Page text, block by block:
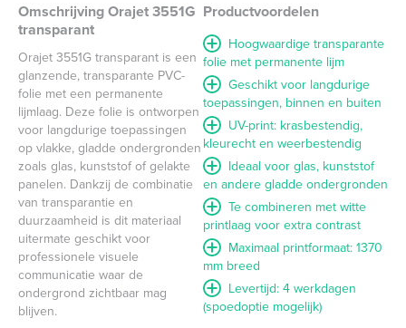
Omschrijving Orajet 3551G
transparant
Orajet 3551G transparant is een
glanzende, transparante PVC-
folie met een permanente
lijmlaag. Deze folie is ontworpen
voor langdurige toepassingen
op vlakke, gladde ondergronden
zoals glas, kunststof of gelakte
panelen. Dankzij de combinatie
van transparantie en
duurzaamheid is dit materiaal
uitermate geschikt voor
professionele visuele
communicatie waar de
ondergrond zichtbaar mag
blijven.
Productvoordelen
Hoogwaardige transparante
folie met permanente lijm
Geschikt voor langdurige
toepassingen, binnen en buiten
UV-print: krasbestendig,
kleurecht en weerbestendig
Ideaal voor glas, kunststof
en andere gladde ondergronden
Te combineren met witte
printlaag voor extra contrast
Maximaal printformaat: 1370
mm breed
Levertijd: 4 werkdagen
(spoedoptie mogelijk)